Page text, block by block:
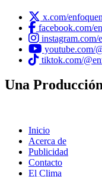
x.com/
facebook.com/
instagram.com/
youtube.com/
tiktok.com/
Una
Inicio
Acerca de
Publicidad
Contacto
El Clima